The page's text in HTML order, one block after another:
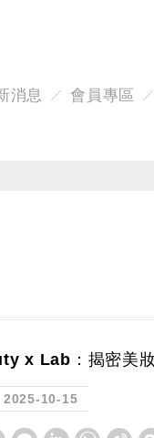
消息 會員專區
x Lab：揭密美
2025-10-15